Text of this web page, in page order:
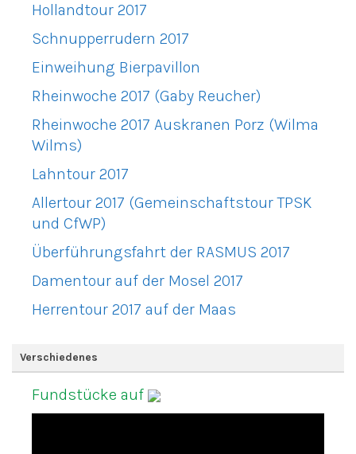
Hollandtour 2017
Schnupperrudern 2017
Einweihung Bierpavillon
Rheinwoche 2017 (Gaby Reucher)
Rheinwoche 2017 Auskranen Porz (Wilma
Wilms)
Lahntour 2017
Allertour 2017 (Gemeinschaftstour TPSK
und CfWP)
Überführungsfahrt der RASMUS 2017
Damentour auf der Mosel 2017
Herrentour 2017 auf der Maas
Verschiedenes
Fundstücke auf